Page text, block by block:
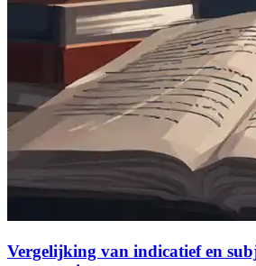
Vergelijking van indicatief en